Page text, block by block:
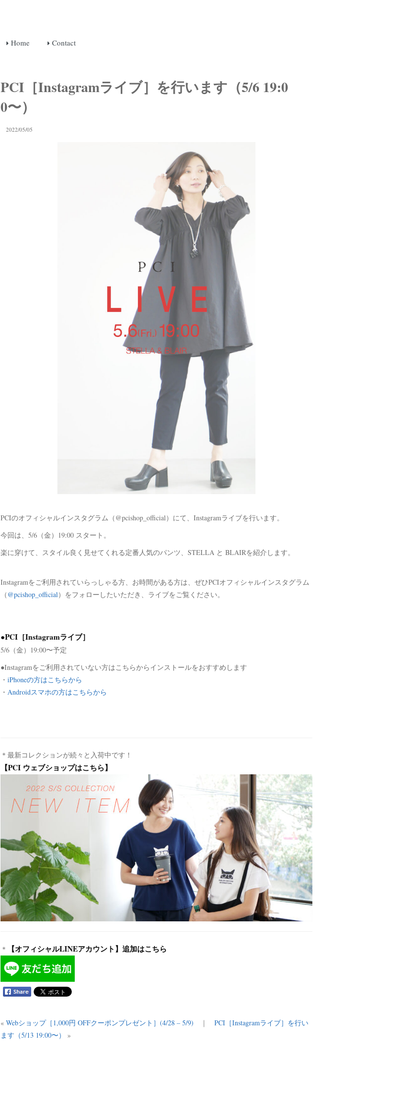
Home Contact
PCI［Instagramライブ］を行います（5/6 19:0
0〜）
2022/05/05
PCIのオフィシャルインスタグラム（@pcishop_official）にて、Instagramライブを行います。
今回は、5/6（金）19:00 スタート。
楽に穿けて、スタイル良く見せてくれる定番人気のパンツ、STELLA と BLAIRを紹介します。
Instagramをご利用されていらっしゃる方、お時間がある方は、ぜひPCIオフィシャルインスタグラム
（@pcishop_official）をフォローしたいただき、ライブをご覧ください。
●PCI［Instagramライブ］
5/6（金）19:00〜予定
●Instagramをご利用されていない方はこちらからインストールをおすすめします
・ iPhoneの方はこちらから
・ Androidスマホの方はこちらから
＊最新コレクションが続々と入荷中です！
【PCI ウェブショップはこちら】
＊ 【オフィシャルLINEアカウント】追加はこちら
« Webショップ［1,000円 OFFクーポンプレゼント］(4/28 – 5/9) ｜ PCI［Instagramライブ］を行い
ます（5/13 19:00〜）
»